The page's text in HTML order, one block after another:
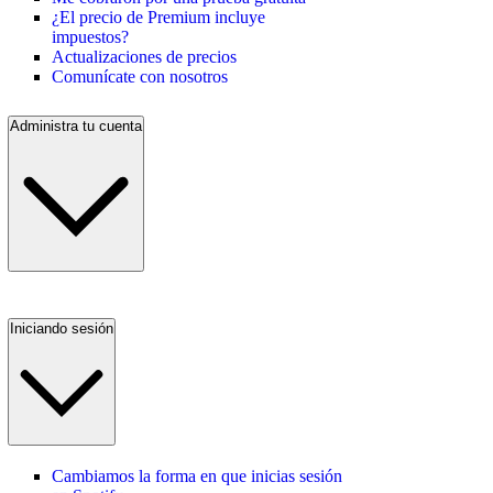
¿El precio de Premium incluye
impuestos?
Actualizaciones de precios
Comunícate con nosotros
Administra tu cuenta
Iniciando sesión
Cambiamos la forma en que inicias sesión